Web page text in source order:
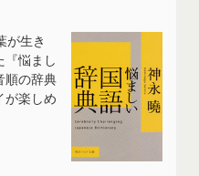
が生き
『悩まし
順の辞典
が楽しめ